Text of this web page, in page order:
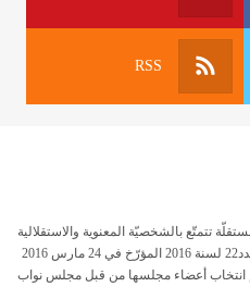
RSS
تتمتّع بالشخصيّة المعنوية والاستقلالية
المالية أحدثت بموجب القانون الأساسي عدد22 لسنة 2016 المؤرّخ في 24 مارس 2016
انتخاب أعضاء مجلسها من قبل مجلس نواب